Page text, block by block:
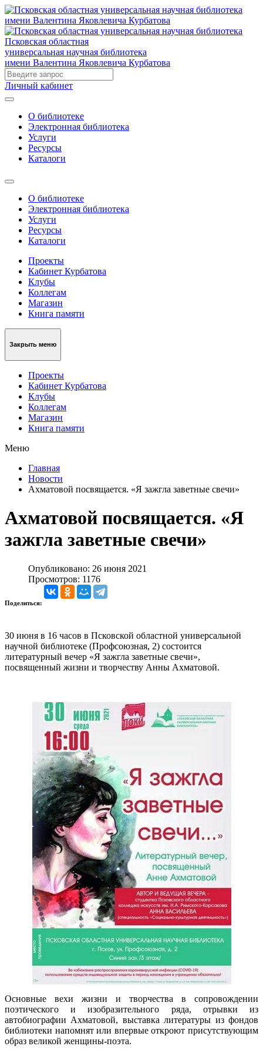
Псковская областная
универсальная научная библиотека
имени Валентина Яковлевича Курбатова
Личный кабинет
О библиотеке
Электронная библиотека
Услуги
Ресурсы
Каталоги
О библиотеке
Электронная библиотека
Услуги
Ресурсы
Каталоги
Проекты
Кабинет Курбатова
Клубы
Коллегам
Магазин
Книга памяти
Закрыть меню
Проекты
Кабинет Курбатова
Клубы
Коллегам
Магазин
Книга памяти
Меню
Главная
Новости
Ахматовой посвящается. «Я зажгла заветные свечи»
Ахматовой посвящается. «Я
зажгла заветные свечи»
Опубликовано: 26 июня 2021
Просмотров: 1176
Поделиться:
30 июня в 16 часов в Псковской областной универсальной
научной библиотеке (Профсоюзная, 2) состоится
литературный вечер «Я зажгла заветные свечи»,
посвященный жизни и творчеству Анны Ахматовой.
Основные вехи жизни и творчества в сопровождении
поэтического и изобразительного ряда, отрывки из
автобиографии Ахматовой, выставка литературы из фондов
библиотеки напомнят или впервые откроют присутствующим
образ великой женщины-поэта.